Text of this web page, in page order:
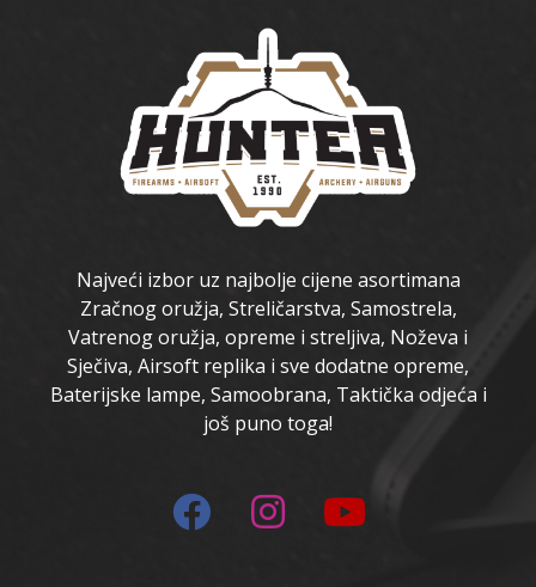
Najveći izbor uz najbolje cijene asortimana
Zračnog oružja, Streličarstva, Samostrela,
Vatrenog oružja, opreme i streljiva, Noževa i
Sječiva, Airsoft replika i sve dodatne opreme,
Baterijske lampe, Samoobrana, Taktička odjeća i
još puno toga!